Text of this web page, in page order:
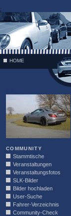
;
HOME
COMMUNITY
Stammtische
Veranstaltungen
Veranstaltungsfotos
SLK-Bilder
Bilder hochladen
User-Suche
Fahrer-Verzeichnis
Community-Check